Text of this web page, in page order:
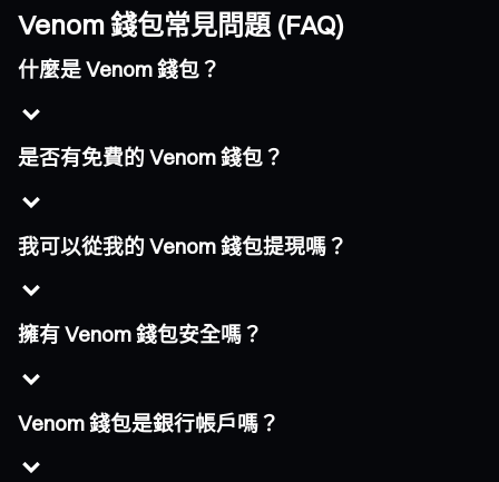
Venom 錢包常見問題 (FAQ)
什麼是 Venom 錢包？
是否有免費的 Venom 錢包？
我可以從我的 Venom 錢包提現嗎？
擁有 Venom 錢包安全嗎？
Venom 錢包是銀行帳戶嗎？